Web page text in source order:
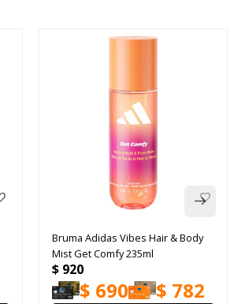
Bruma Adidas Vibes Hair & Body
Mist Get Comfy 235ml
$ 920
$ 690 $ 782